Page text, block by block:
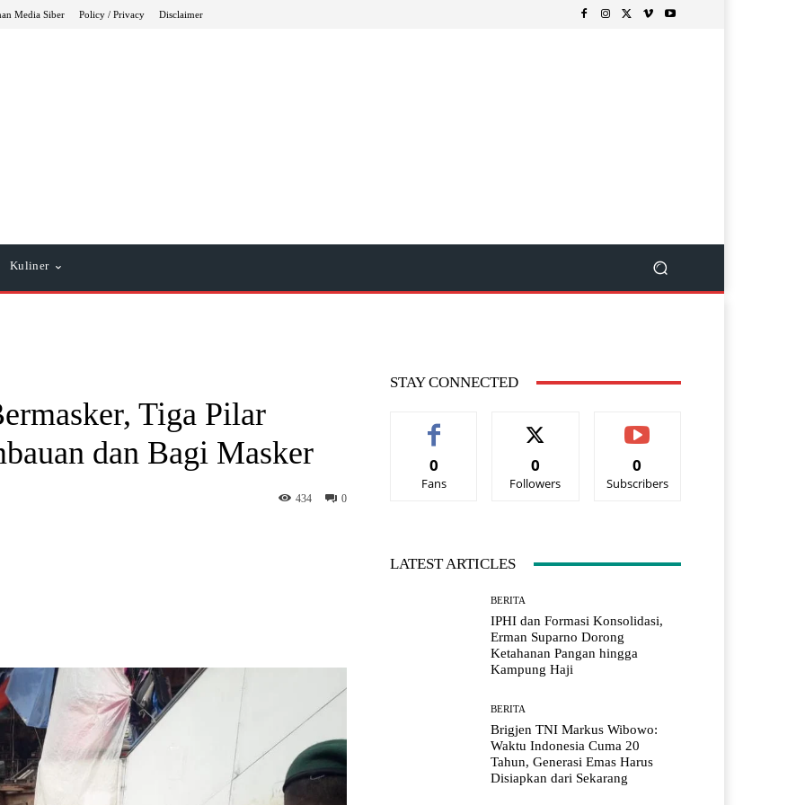
Media Siber Policy / Privacy Disclaimer
Kuliner
Tiga Pilar
dan Bagi Masker
0
434
STAY CONNECTED
0
Fans
0
Followers
0
Subscribers
LATEST ARTICLES
BERITA
IPHI dan Formasi Konsolidasi,
Erman Suparno Dorong
Ketahanan Pangan hingga
Kampung Haji
BERITA
Brigjen TNI Markus Wibowo:
Waktu Indonesia Cuma 20
Tahun, Generasi Emas Harus
Disiapkan dari Sekarang